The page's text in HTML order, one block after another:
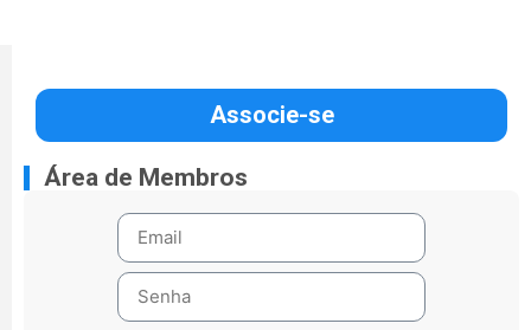
Associe-se
Área de Membros